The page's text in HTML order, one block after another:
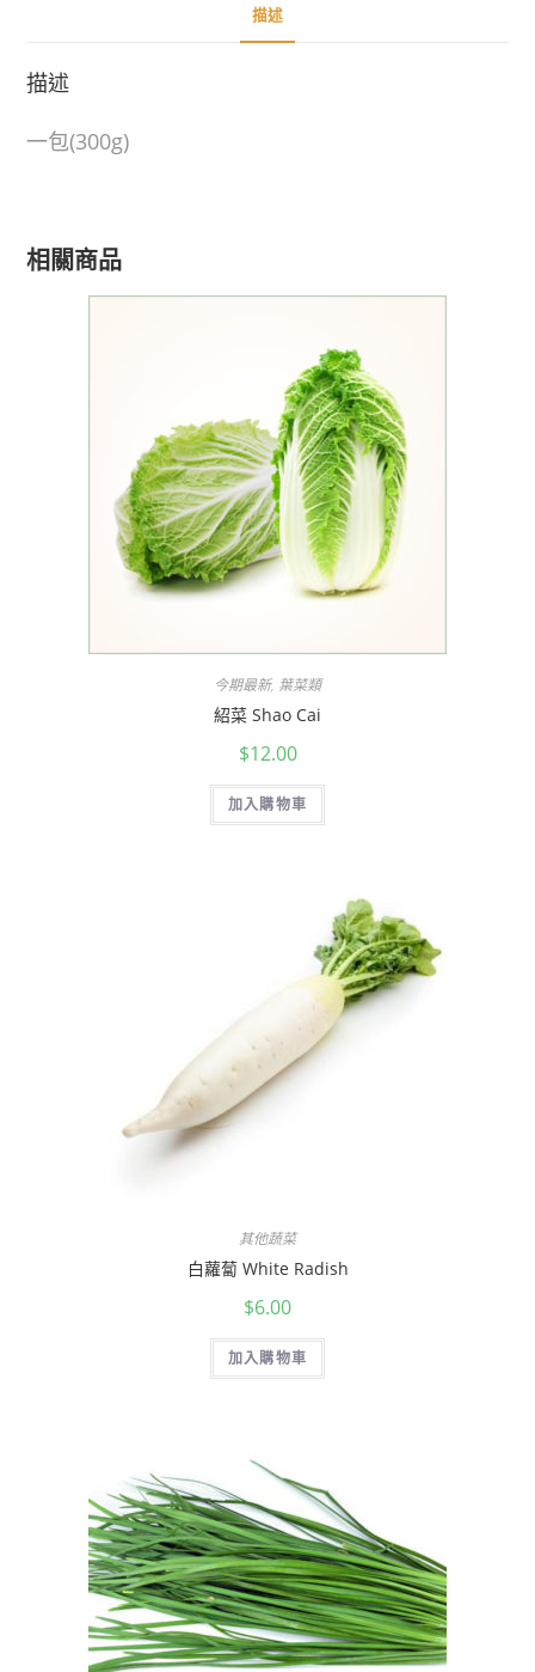
描述
描述
一包(300g)
相關商品
今期最新, 葉菜類
紹菜 Shao Cai
$12.00
加入購物車
其他蔬菜
白蘿蔔 White Radish
$6.00
加入購物車